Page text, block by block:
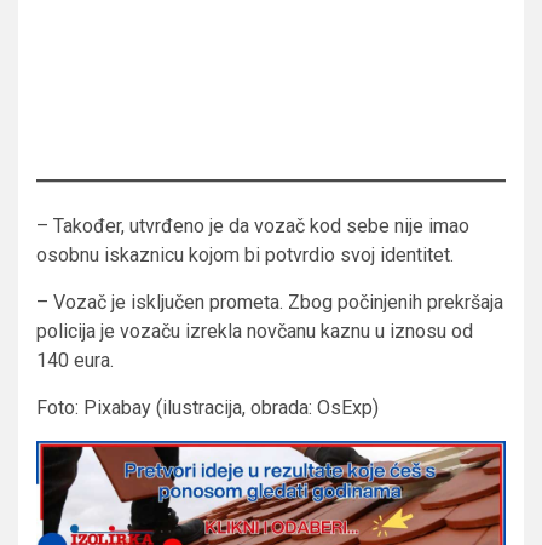
– Također, utvrđeno je da vozač kod sebe nije imao
osobnu iskaznicu kojom bi potvrdio svoj identitet.
– Vozač je isključen prometa. Zbog počinjenih prekršaja
policija je vozaču izrekla novčanu kaznu u iznosu od
140 eura.
Foto: Pixabay (ilustracija, obrada: OsExp)